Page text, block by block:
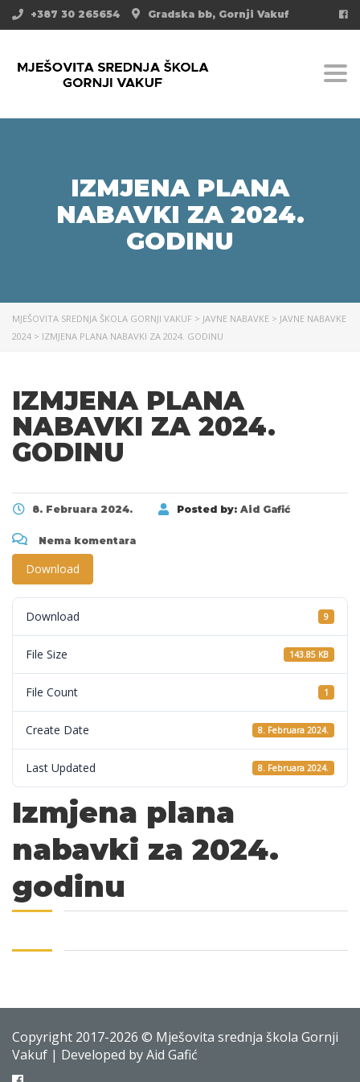
Gradska bb, Gornji Vakuf
+387 30 265654
IZMJENA PLANA
NABAVKI ZA 2024.
GODINU
MJEŠOVITA SREDNJA ŠKOLA GORNJI VAKUF > JAVNE NABAVKE > JAVNE NABAVKE
2024 > IZMJENA PLANA NABAVKI ZA 2024. GODINU
IZMJENA PLANA
NABAVKI ZA 2024.
GODINU
8. Februara 2024. Posted by: Aid Gafić
Nema komentara
Download
Download 9
File Size 143.85 KB
File Count 1
Create Date 8. Februara 2024.
Last Updated 8. Februara 2024.
Izmjena plana
nabavki za 2024.
godinu
Copyright 2017-2026 © Mješovita srednja škola Gornji
Vakuf | Developed by Aid Gafić